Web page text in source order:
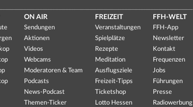
ON AIR
Sendungen
Aktionen
Videos
Webcams
Moderatoren & Team
Podcasts
News-Podcast
Themen-Ticker
FREIZEIT
Veranstaltungen
Spielplätze
Rezepte
Meditation
Ausflugsziele
Freizeit-Tipps
Ticketshop
Lotto Hessen
FFH-WELT
FFH-App
Newsletter
Kontakt
Frequenzen
Jobs
Führungen
Presse
Radiowerbung